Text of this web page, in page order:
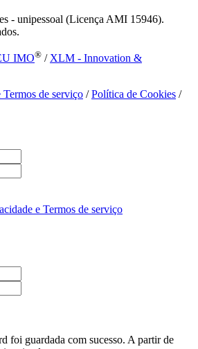
- unipessoal (Licença AMI 15946).
IMO® / XLM - Innovation &
de serviço /Política de Cookies /
e Termos de serviço
foi guardada com sucesso. A partir de